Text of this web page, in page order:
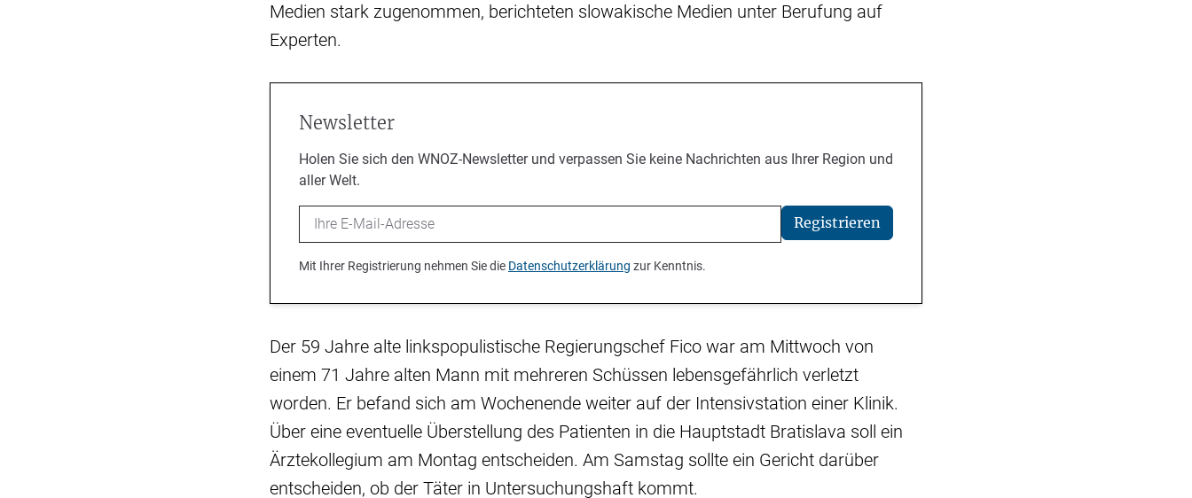
Medien stark zugenommen, berichteten slowakische Medien unter Berufung auf
Experten.
Newsletter
Holen Sie sich den WNOZ-Newsletter und verpassen Sie keine Nachrichten aus Ihrer Region und
aller Welt.
Email Registrieren
Mit Ihrer Registrierung nehmen Sie die Datenschutzerklärung zur Kenntnis.
Der 59 Jahre alte linkspopulistische Regierungschef Fico war am Mittwoch von
einem 71 Jahre alten Mann mit mehreren Schüssen lebensgefährlich verletzt
worden. Er befand sich am Wochenende weiter auf der Intensivstation einer Klinik.
Über eine eventuelle Überstellung des Patienten in die Hauptstadt Bratislava soll ein
Ärztekollegium am Montag entscheiden. Am Samstag sollte ein Gericht darüber
entscheiden, ob der Täter in Untersuchungshaft kommt.